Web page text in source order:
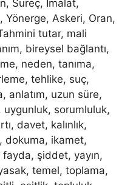
Süreç, İmalat,
Askeri, Oran,
tutar, mali
bireysel bağlantı,
neden, tanıma,
tehlike, suç,
anlatım, uzun süre,
sorumluluk,
davet, kalınlık,
dokuma, ikamet,
şiddet, yayın,
temel, toplama,